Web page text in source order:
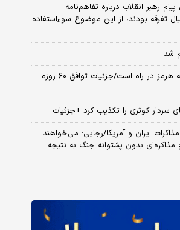
رهبر انقلاب درباره تفاهم‌نامه
تفرقه بودند، از این موضوع سوءاستفاده
شد
العربیه: توافق بازگشایی تنگه هرمز در راه است/جزئیات توافق ۶۰ روزه
سردار کوثری را تکذیب کرد +جزئیات
ایران و آمریکا/رجایی: می‌خواهند
بدون پشتوانه جنگ به نتیجه